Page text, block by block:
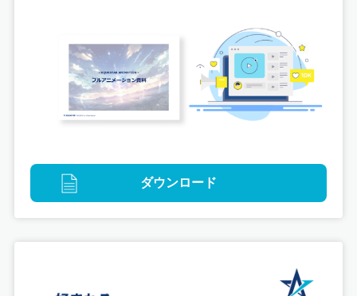
ゲームグラフィック
MUSIC DIVER キャラクター制作・キービジュア
ル制作
ダウンロード